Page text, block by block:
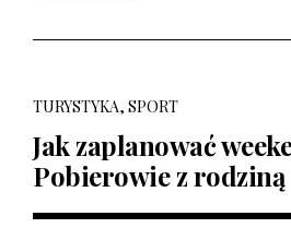
TURYSTYKA, SPORT
Jak zaplanować
Pobierowie z rodziną